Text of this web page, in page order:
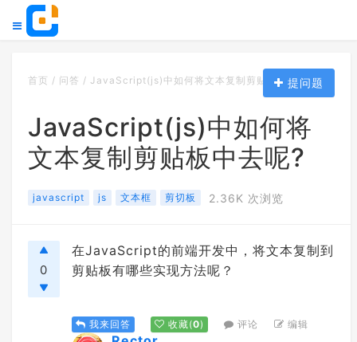
提问题
首页 / 问答 / JavaScript(js)中如何将文本复制剪贴板中去呢?
JavaScript(js)中如何将
文本复制剪贴板中去呢?
javascript js 文本框 剪切板 2.36K 次浏览
0
在JavaScript的前端开发中，将文本复制到
剪贴板有哪些实现方法呢？
我来回答 收藏(0) 评论 编辑